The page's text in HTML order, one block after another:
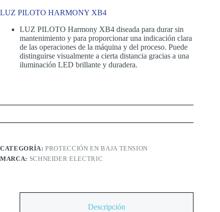
LUZ PILOTO HARMONY XB4
LUZ PILOTO Harmony XB4 diseada para durar sin
mantenimiento y para proporcionar una indicación clara
de las operaciones de la máquina y del proceso. Puede
distinguirse visualmente a cierta distancia gracias a una
iluminación LED brillante y duradera.
CATEGORÍA:PROTECCIÓN EN BAJA TENSION
MARCA: SCHNEIDER ELECTRIC
Descripción